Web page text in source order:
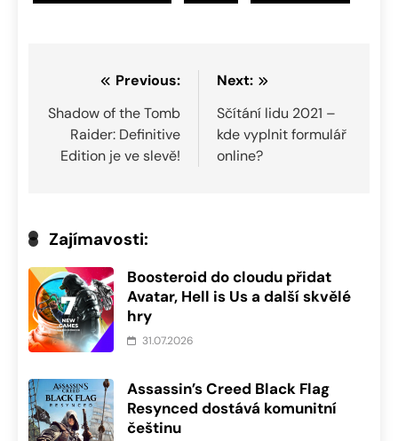
Navigace
pro
příspěvek
Previous:
Shadow of the Tomb
Raider: Definitive
Edition je ve slevě!
Next:
Sčítání lidu 2021 –
kde vyplnit formulář
online?
Zajímavosti:
Boosteroid do cloudu přidat
Avatar, Hell is Us a další skvělé
hry
31.07.2026
Assassin’s Creed Black Flag
Resynced dostává komunitní
češtinu